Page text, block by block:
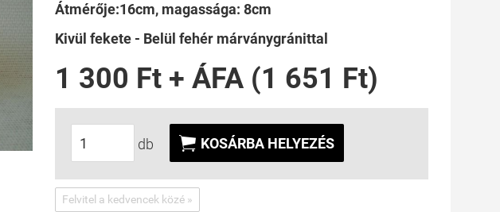
Átmérője:16cm, magassága: 8cm
Kivül fekete - Belül fehér márványgránittal
1 300 Ft + ÁFA (1 651 Ft)
db  KOSÁRBA HELYEZÉS
Felvitel a kedvencek közé »